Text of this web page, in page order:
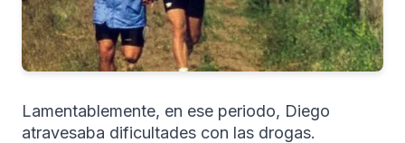
Lamentablemente, en ese periodo, Diego
atravesaba dificultades con las drogas.